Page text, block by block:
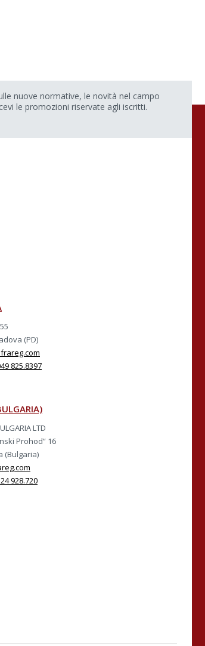
nuove normative, le novità nel campo
le promozioni riservate agli iscritti.
(PD)
825.8397
LTD
Prohod” 16
(Bulgaria)
928.720